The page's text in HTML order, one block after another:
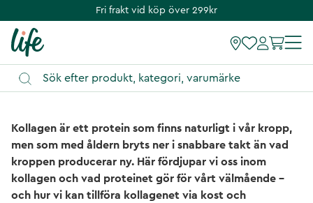
Fri frakt vid köp över 299kr
Kollagen är ett protein som finns naturligt i vår kropp,
men som med åldern bryts ner i snabbare takt än vad
kroppen producerar ny. Här fördjupar vi oss inom
kollagen och vad proteinet gör för vårt välmående –
och hur vi kan tillföra kollagenet via kost och